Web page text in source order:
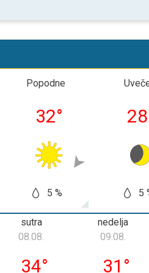
Popodne
32°
5 %
28
5
sutra
subota, 08. 08.
08.08.
34°
nedelja
nedelja,
09.08.
31 °